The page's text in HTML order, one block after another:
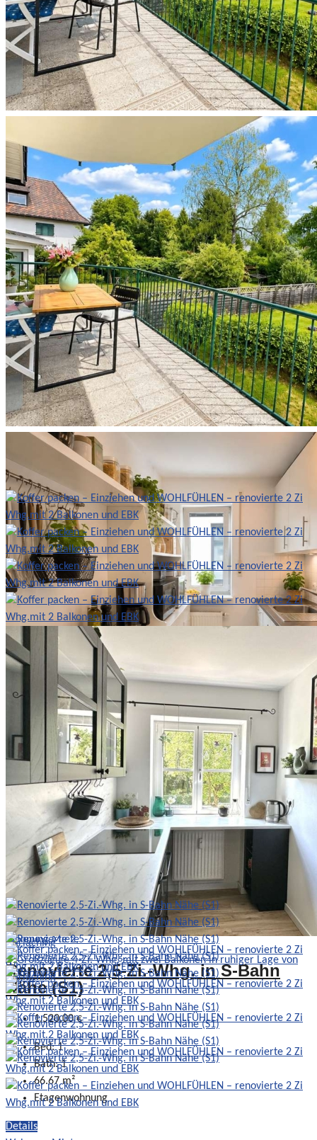
Wohnung Miete
Großzügige 4-Zi. Whg. mit zwei
Balkonen in ruhiger Lage von
Harlaching
2.700,00 €
Beds: 3
Bath: 1
110 m²
Etagenwohnung
Details
Wohnung Verkauf
379.000,00 €
Wohnung Verkauf
Koffer packen – Einziehen und
WOHLFÜHLEN – renovierte 2 Zi
Whg.mit 2 Balkonen und EBK
379.000,00 €
1
Bath: 1
55.57 m²
Etagenwohnung
Details
1.520,00 €
Wohnung Miete
Renovierte 2,5-Zi.-Whg. in S-Bahn
Nähe (S1)
1.520,00 €
Bed: 1
Bath: 1
66.67 m²
Etagenwohnung
Details